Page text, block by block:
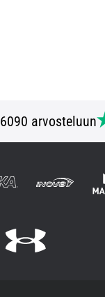
6090 arvosteluun